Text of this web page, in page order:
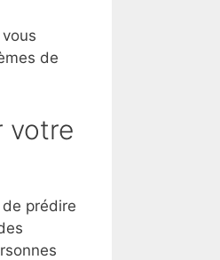
de
votre
prédire